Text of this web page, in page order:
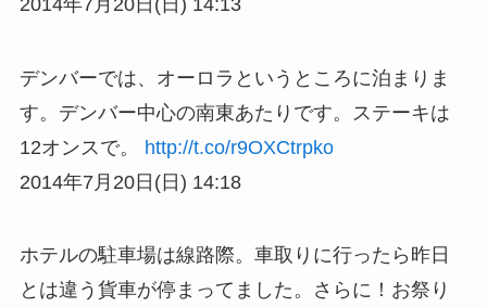
デンバーでは、オーロラというところに泊まりま
す。デンバー中心の南東あたりです。ステーキは
12オンスで。 http://t.co/r9OXCtrpko
2014年7月20日(日) 14:18
ホテルの駐車場は線路際。車取りに行ったら昨日
とは違う貨車が停まってました。さらに！お祭り